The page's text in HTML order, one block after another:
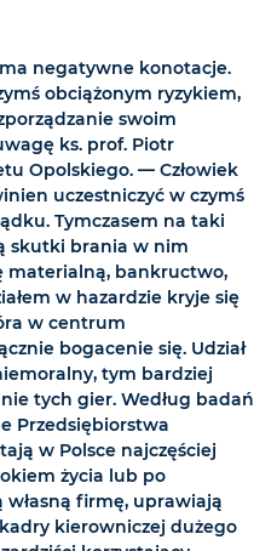
negatywne konotacje.
obciążonym ryzykiem,
swoim
ks. prof. Piotr
Opolskiego. — Człowiek
uczestniczyć w czymś
Tymczasem na taki
skutki brania w nim
materialną, bankructwo,
w hazardzie kryje się
w centrum
bogacenie się. Udział
tym bardziej
tych gier. Według badań
Przedsiębiorstwa
w Polsce najczęściej
życia lub po
własną firmę, uprawiają
kierowniczej dużego